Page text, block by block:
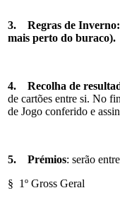
3. Regras de Inverno:
mais perto do buraco).
4. Recolha de
de cartões entre si. No
de Jogo conferido e
5. Prémios: serão
§ 1º Gross Geral